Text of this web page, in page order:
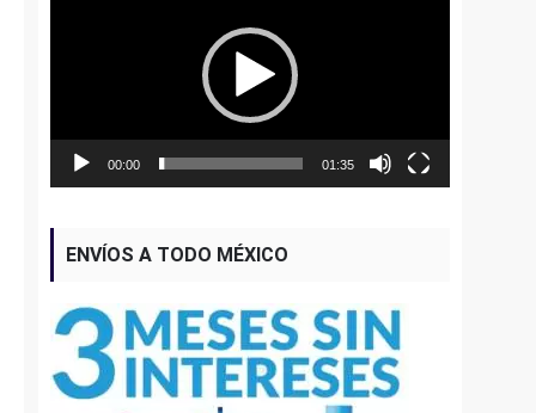
00:00 01:35
ENVÍOS A TODO MÉXICO